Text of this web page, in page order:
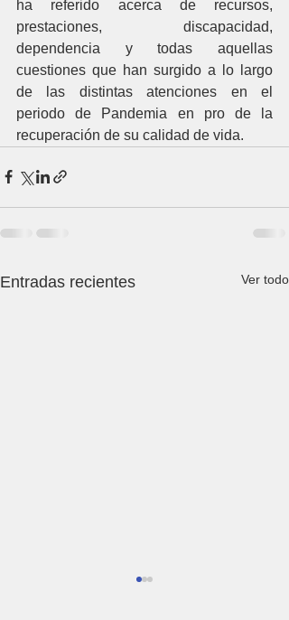
ha referido acerca de recursos,
prestaciones, discapacidad,
dependencia y todas aquellas
cuestiones que han surgido a lo largo
de las distintas atenciones en el
periodo de Pandemia en pro de la
recuperación de su calidad de vida.
Entradas recientes Ver todo